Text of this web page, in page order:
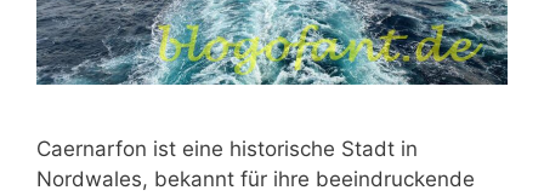
Caernarfon ist eine historische Stadt in
Nordwales, bekannt für ihre beeindruckende